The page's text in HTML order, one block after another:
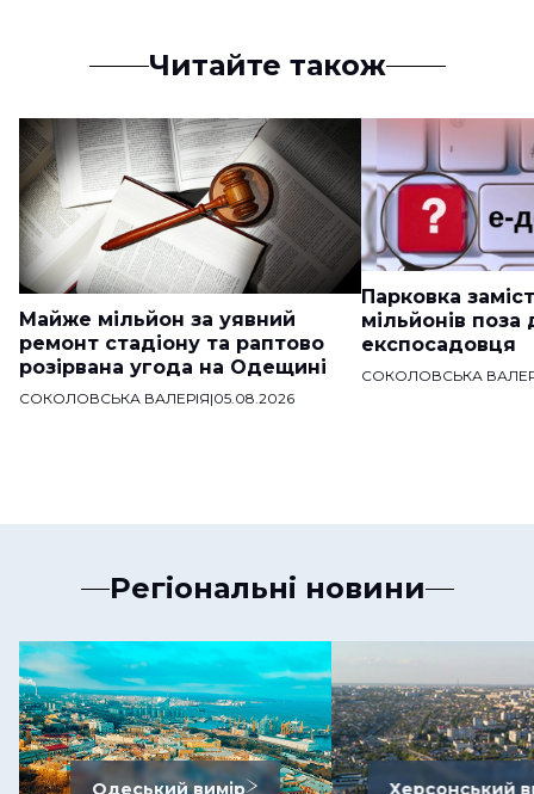
Читайте також
Майже мільйон за уявний
ремонт стадіону та раптово
розірвана угода на Одещині
СОКОЛОВСЬКА ВАЛЕРІЯ|05.08.2026
Парковка
мільйонів поза
експосадовця
СОКОЛОВСЬКА
Регіональні новини